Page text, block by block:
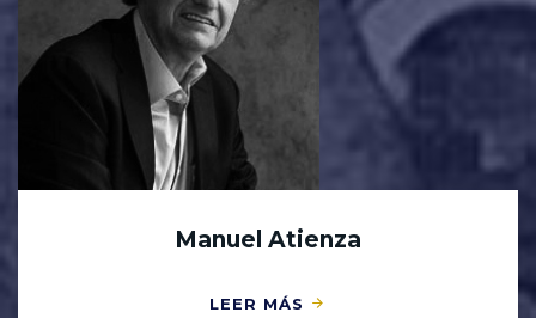
Manuel Atienza
LEER MÁS